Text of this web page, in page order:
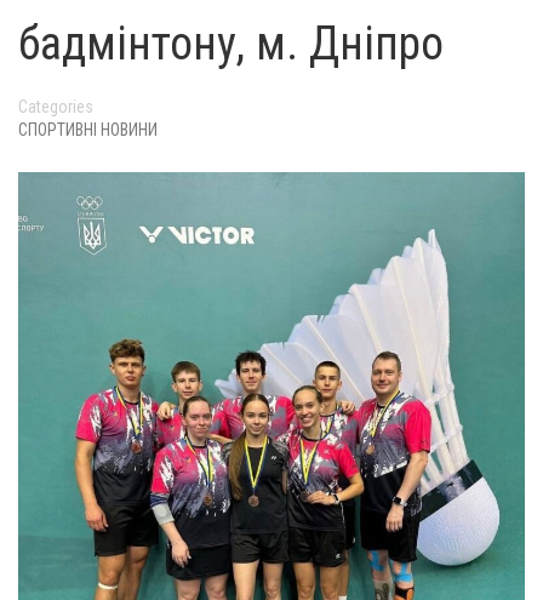
бадмінтону, м. Дніпро
Categories
СПОРТИВНІ НОВИНИ